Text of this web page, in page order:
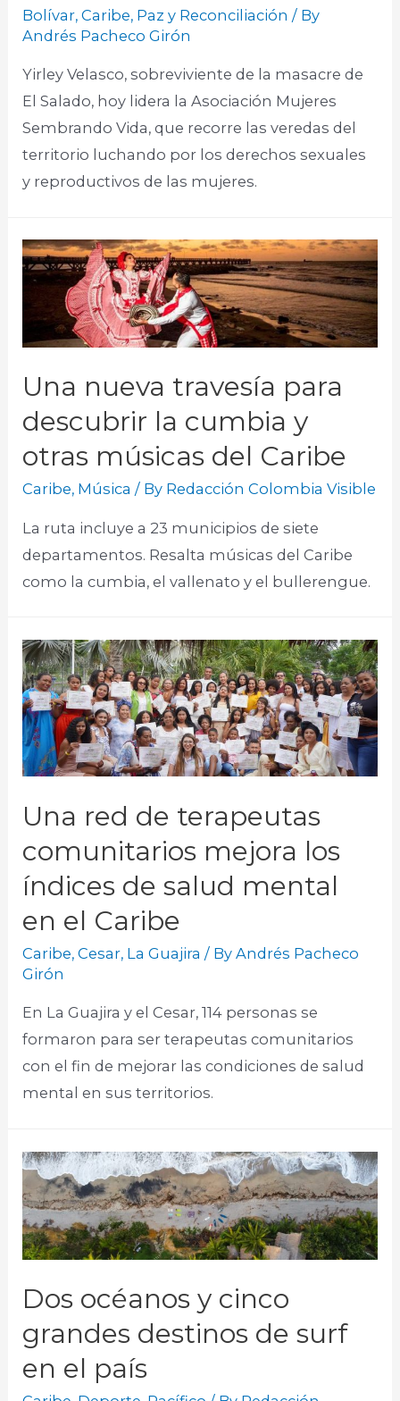
Bolívar,Caribe, Paz y Reconciliación / By
Andrés Pacheco Girón
Yirley Velasco, sobreviviente de la masacre de
El Salado, hoy lidera la Asociación Mujeres
Sembrando Vida, que recorre las veredas del
territorio luchando por los derechos sexuales
y reproductivos de las mujeres.
Una nueva travesía para
descubrir la cumbia y
otras músicas del Caribe
Caribe, Música / By Redacción Colombia Visible
La ruta incluye a 23 municipios de siete
departamentos. Resalta músicas del Caribe
como la cumbia, el vallenato y el bullerengue.
Una red de terapeutas
comunitarios mejora los
índices de salud mental
en el Caribe
Caribe,Cesar, La Guajira / ByAndrés Pacheco
Girón
En La Guajira y el Cesar, 114 personas se
formaron para ser terapeutas comunitarios
con el fin de mejorar las condiciones de salud
mental en sus territorios.
Dos océanos y cinco
grandes destinos de surf
en el país